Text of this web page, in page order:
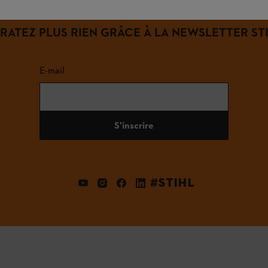
PLUS RIEN GRÂCE À LA NEWSLETTER
E-mail
S'inscrire
#STIHL